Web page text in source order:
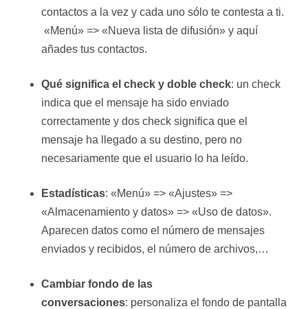
contactos a la vez y cada uno sólo te contesta a ti.
«Menú» => «Nueva lista de difusión» y aquí
añades tus contactos.
Qué significa el check y doble check: un check
indica que el mensaje ha sido enviado
correctamente y dos check significa que el
mensaje ha llegado a su destino, pero no
necesariamente que el usuario lo ha leído.
Estadísticas: «Menú» => «Ajustes» =>
«Almacenamiento y datos» => «Uso de datos».
Aparecen datos como el número de mensajes
enviados y recibidos, el número de archivos,…
Cambiar fondo de las
conversaciones: personaliza el fondo de pantalla